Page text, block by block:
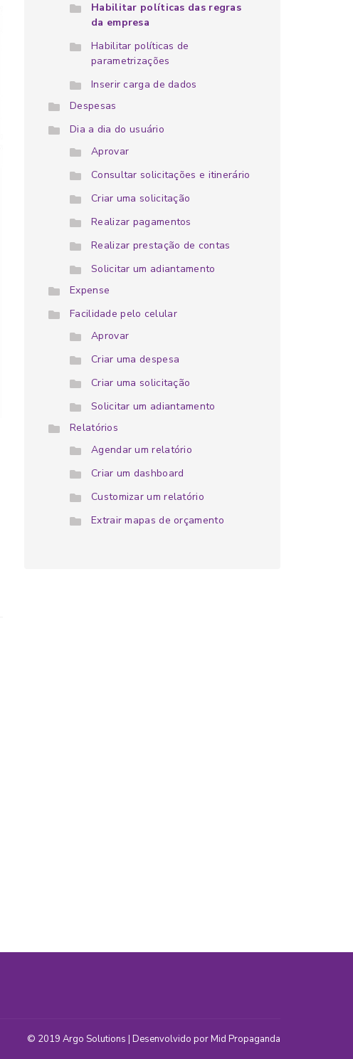
Habilitar políticas das regras
da empresa
Habilitar políticas de
parametrizações
Inserir carga de dados
Despesas
Dia a dia do usuário
Aprovar
Consultar solicitações e itinerário
Criar uma solicitação
Realizar pagamentos
Realizar prestação de contas
Solicitar um adiantamento
Expense
Facilidade pelo celular
Aprovar
Criar uma despesa
Criar uma solicitação
Solicitar um adiantamento
Relatórios
Agendar um relatório
Criar um dashboard
Customizar um relatório
Extrair mapas de orçamento
© 2019 Argo Solutions | Desenvolvido porMid Propaganda